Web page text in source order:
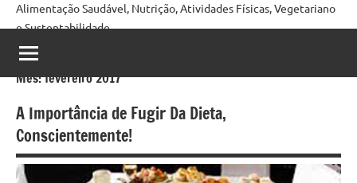
Alimentação Saudável, Nutrição, Atividades Físicas, Vegetariano
e Sustentabilidade
Mês:fevereiro 2017
A Importância de Fugir Da Dieta,
Conscientemente!